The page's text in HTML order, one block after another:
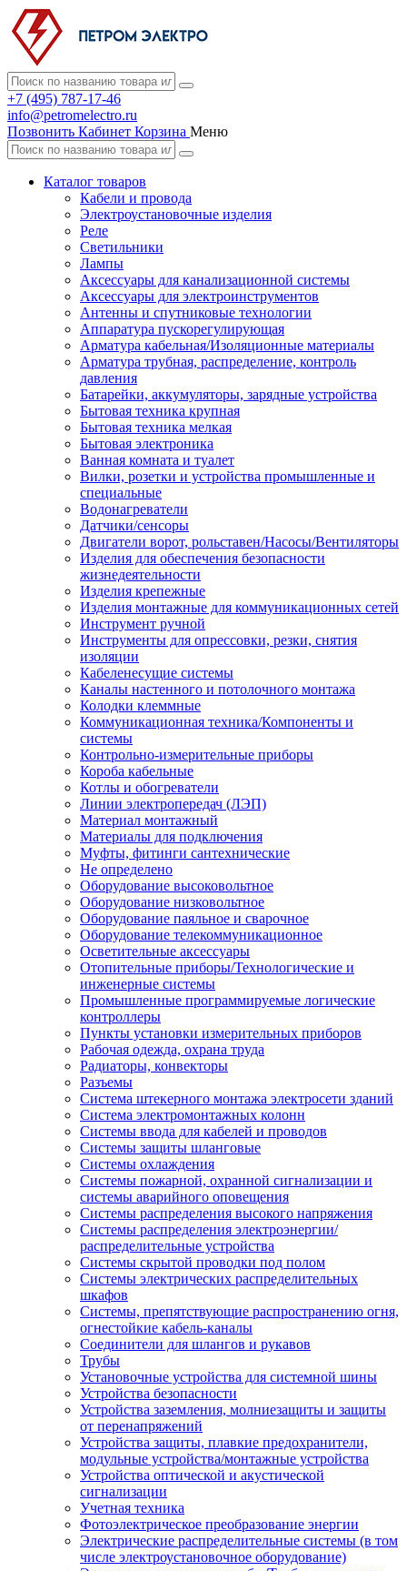
+7 (495) 787-17-46
info@petromelectro.ru
Позвонить Кабинет Корзина Меню
Каталог товаров
Кабели и провода
Электроустановочные изделия
Реле
Светильники
Лампы
Аксессуары для канализационной системы
Аксессуары для электроинструментов
Антенны и спутниковые технологии
Аппаратура пускорегулирующая
Арматура кабельная/Изоляционные материалы
Арматура трубная, распределение, контроль
давления
Батарейки, аккумуляторы, зарядные устройства
Бытовая техника крупная
Бытовая техника мелкая
Бытовая электроника
Ванная комната и туалет
Вилки, розетки и устройства промышленные и
специальные
Водонагреватели
Датчики/сенсоры
Двигатели ворот, рольставен/Насосы/Вентиляторы
Изделия для обеспечения безопасности
жизнедеятельности
Изделия крепежные
Изделия монтажные для коммуникационных сетей
Инструмент ручной
Инструменты для опрессовки, резки, снятия
изоляции
Кабеленесущие системы
Каналы настенного и потолочного монтажа
Колодки клеммные
Коммуникационная техника/Компоненты и
системы
Контрольно-измерительные приборы
Короба кабельные
Котлы и обогреватели
Линии электропередач (ЛЭП)
Материал монтажный
Материалы для подключения
Муфты, фитинги сантехнические
Не определено
Оборудование высоковольтное
Оборудование низковольтное
Оборудование паяльное и сварочное
Оборудование телекоммуникационное
Осветительные аксессуары
Отопительные приборы/Технологические и
инженерные системы
Промышленные программируемые логические
контроллеры
Пункты установки измерительных приборов
Рабочая одежда, охрана труда
Радиаторы, конвекторы
Разъемы
Система штекерного монтажа электросети зданий
Система электромонтажных колонн
Системы ввода для кабелей и проводов
Системы защиты шланговые
Системы охлаждения
Системы пожарной, охранной сигнализации и
системы аварийного оповещения
Системы распределения высокого напряжения
Системы распределения электроэнергии/
распределительные устройства
Системы скрытой проводки под полом
Системы электрических распределительных
шкафов
Системы, препятствующие распространению огня,
огнестойкие кабель-каналы
Соединители для шлангов и рукавов
Трубы
Установочные устройства для системной шины
Устройства безопасности
Устройства заземления, молниезащиты и защиты
от перенапряжений
Устройства защиты, плавкие предохранители,
модульные устройства/монтажные устройства
Устройства оптической и акустической
сигнализации
Учетная техника
Фотоэлектрическое преобразование энергии
Электрические распределительные системы (в том
числе электроустановочное оборудование)